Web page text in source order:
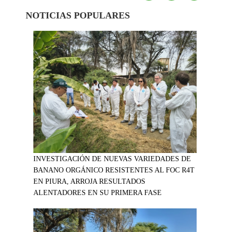
NOTICIAS POPULARES
INVESTIGACIÓN DE NUEVAS VARIEDADES DE
BANANO ORGÁNICO RESISTENTES AL FOC R4T
EN PIURA, ARROJA RESULTADOS
ALENTADORES EN SU PRIMERA FASE